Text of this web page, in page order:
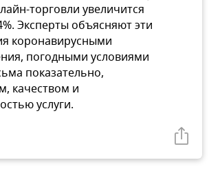
торговли увеличится
Эксперты объясняют эти
коронавирусными
погодными условиями
показательно,
качеством и
услуги.